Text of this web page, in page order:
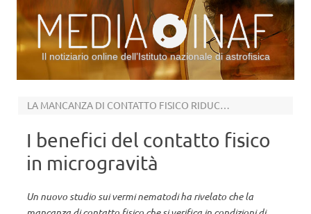
Il notiziario online dell’Istituto nazionale di astrofisica
LA MANCANZA DI CONTATTO FISICO RIDUCE I LIVELLI DI DOPAMINA
I benefici del contatto fisico
in microgravità
Un nuovo studio sui vermi nematodi ha rivelato che la